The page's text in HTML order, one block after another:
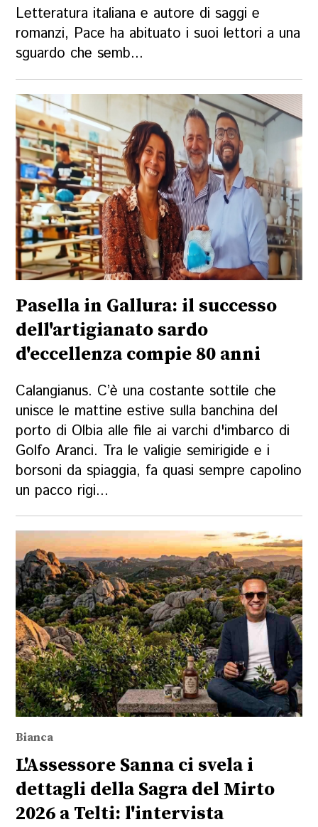
Letteratura italiana e autore di saggi e
romanzi, Pace ha abituato i suoi lettori a una
sguardo che semb...
Pasella in Gallura: il successo
dell'artigianato sardo
d'eccellenza compie 80 anni
Calangianus. C’è una costante sottile che
unisce le mattine estive sulla banchina del
porto di Olbia alle file ai varchi d'imbarco di
Golfo Aranci. Tra le valigie semirigide e i
borsoni da spiaggia, fa quasi sempre capolino
un pacco rigi...
Bianca
L'Assessore Sanna ci svela i
dettagli della Sagra del Mirto
2026 a Telti: l'intervista